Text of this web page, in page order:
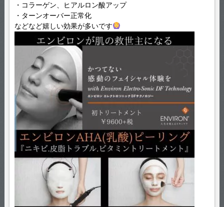
・コラーゲン、ヒアルロン酸アップ
・ターンオーバー正常化
などなど嬉しい効果が多いです